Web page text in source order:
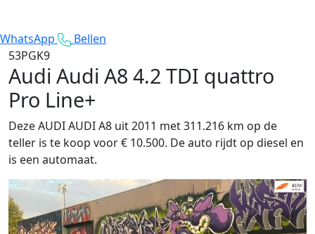
WhatsApp
Bellen
53PGK9
Audi Audi A8 4.2 TDI quattro
Pro Line+
Deze AUDI AUDI A8 uit 2011 met 311.216 km op de
teller is te koop voor € 10.500. De auto rijdt op diesel en
is een automaat.